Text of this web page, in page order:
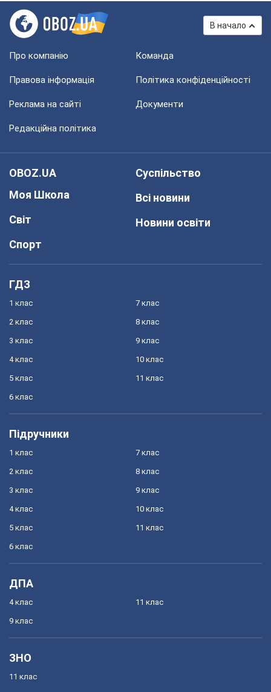
В начало
Про компанію Команда
Правова інформація Політика конфіденційності
Реклама на сайті Документи
Редакційна політика
OBOZ.UA
Моя Школа
Світ
Спорт
Суспільство
Всі новини
Новини освіти
ГДЗ
1 клас
2 клас
3 клас
4 клас
5 клас
6 клас
7 клас
8 клас
9 клас
10 клас
11 клас
Підручники
1 клас
2 клас
3 клас
4 клас
5 клас
6 клас
7 клас
8 клас
9 клас
10 клас
11 клас
ДПА
4 клас
9 клас
11 клас
ЗНО
11 клас